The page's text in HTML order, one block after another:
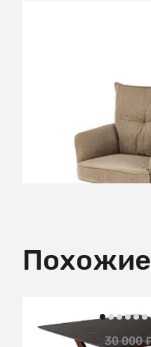
(капучино/черный)
В
12 800 ₽ 30 000